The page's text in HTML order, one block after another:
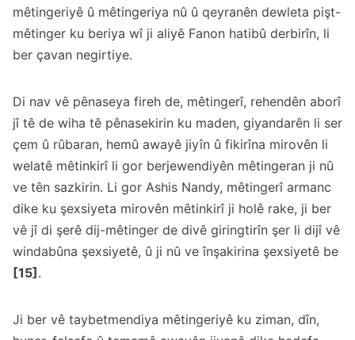
mêtingeriyê û mêtingeriya nû û qeyranên dewleta pişt-
mêtinger ku beriya wî ji aliyê Fanon hatibû derbirîn, li
ber çavan negirtiye.
Di nav vê pênaseya fireh de, mêtingerî, rehendên aborî
jî tê de wiha tê pênasekirin ku maden, giyandarên li ser
çem û rûbaran, hemû awayê jiyîn û fikirîna mirovên li
welatê mêtinkirî li gor berjewendiyên mêtingeran ji nû
ve tên sazkirin. Li gor Ashis Nandy, mêtingerî armanc
dike ku şexsiyeta mirovên mêtinkirî ji holê rake, ji ber
vê jî di şerê dij-mêtinger de divê giringtirîn şer li dijî vê
windabûna şexsiyetê, û ji nû ve înşakirina şexsiyetê be
[15].
Ji ber vê taybetmendiya mêtingeriyê ku ziman, dîn,